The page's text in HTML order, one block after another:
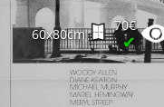
60x80cm
70€
✔